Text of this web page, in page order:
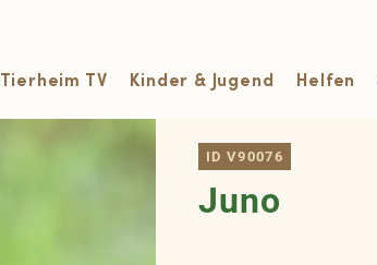
Tierheim TV Kinder & Jugend Helfen
ID V90076
Juno